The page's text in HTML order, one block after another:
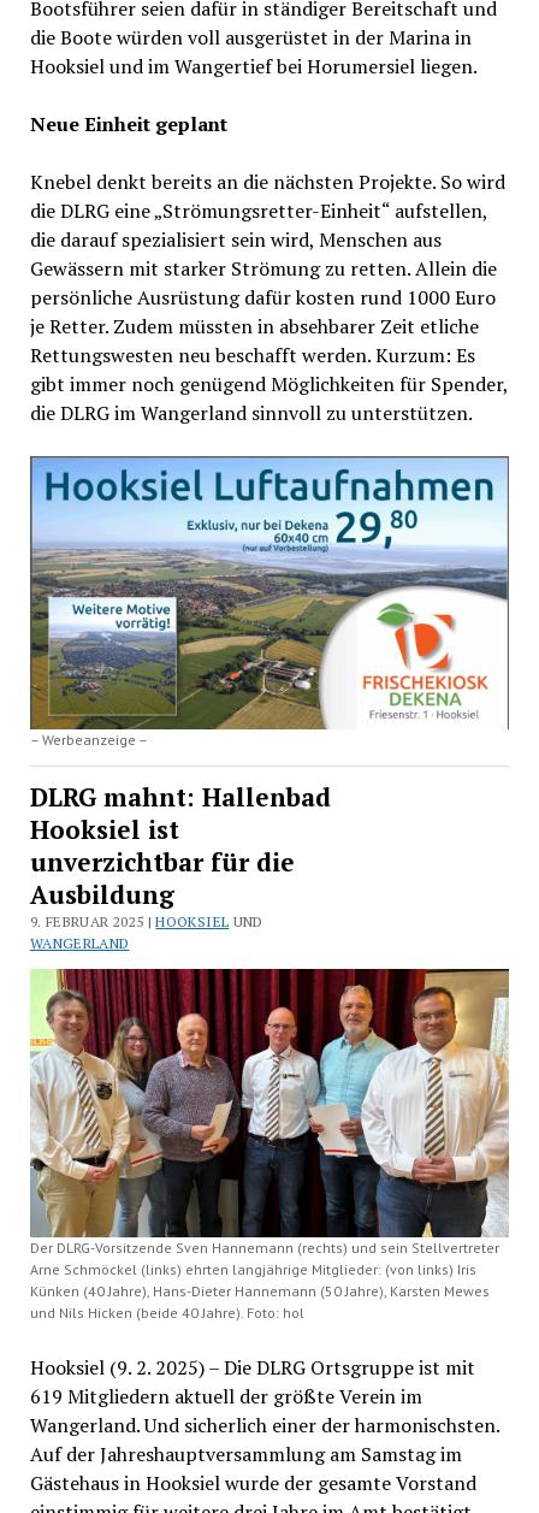
Bootsführer seien dafür in ständiger Bereitschaft und
die Boote würden voll ausgerüstet in der Marina in
Hooksiel und im Wangertief bei Horumersiel liegen.
Neue Einheit geplant
Knebel denkt bereits an die nächsten Projekte. So wird
die DLRG eine „Strömungsretter-Einheit“ aufstellen,
die darauf spezialisiert sein wird, Menschen aus
Gewässern mit starker Strömung zu retten. Allein die
persönliche Ausrüstung dafür kosten rund 1000 Euro
je Retter. Zudem müssten in absehbarer Zeit etliche
Rettungswesten neu beschafft werden. Kurzum: Es
gibt immer noch genügend Möglichkeiten für Spender,
die DLRG im Wangerland sinnvoll zu unterstützen.
– Werbeanzeige –
DLRG mahnt: Hallenbad
Hooksiel ist
unverzichtbar für die
Ausbildung
9. FEBRUAR 2025 |HOOKSIEL UND
WANGERLAND
Der DLRG-Vorsitzende Sven Hannemann (rechts) und sein Stellvertreter
Arne Schmöckel (links) ehrten langjährige Mitglieder: (von links) Iris
Künken (40 Jahre), Hans-Dieter Hannemann (50 Jahre), Karsten Mewes
und Nils Hicken (beide 40 Jahre). Foto: hol
Hooksiel (9. 2. 2025) – Die DLRG Ortsgruppe ist mit
619 Mitgliedern aktuell der größte Verein im
Wangerland. Und sicherlich einer der harmonischsten.
Auf der Jahreshauptversammlung am Samstag im
Gästehaus in Hooksiel wurde der gesamte Vorstand